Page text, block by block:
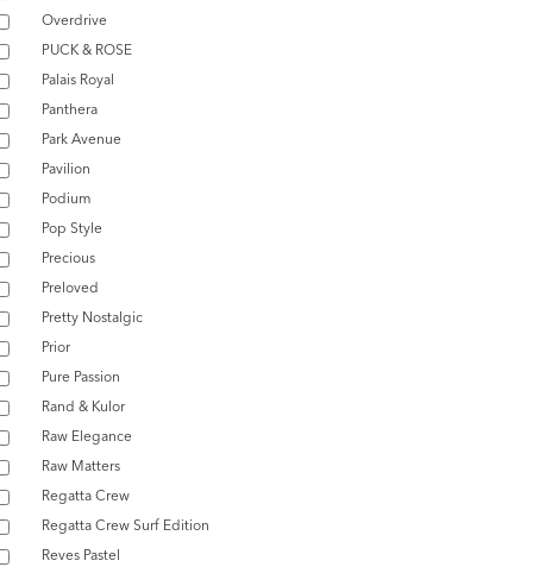
Overdrive
PUCK & ROSE
Palais Royal
Panthera
Park Avenue
Pavilion
Podium
Pop Style
Precious
Preloved
Pretty Nostalgic
Prior
Pure Passion
Rand & Kulor
Raw Elegance
Raw Matters
Regatta Crew
Regatta Crew Surf Edition
Reves Pastel